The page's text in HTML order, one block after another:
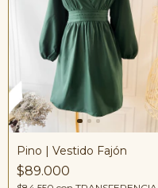
Pino | Vestido Fajón
$89.000